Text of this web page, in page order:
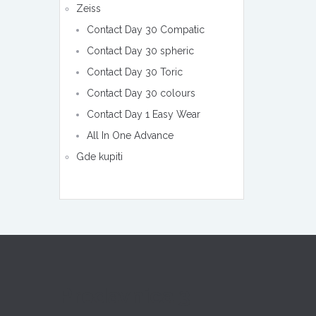
Zeiss
Contact Day 30 Compatic
Contact Day 30 spheric
Contact Day 30 Toric
Contact Day 30 colours
Contact Day 1 Easy Wear
All In One Advance
Gde kupiti